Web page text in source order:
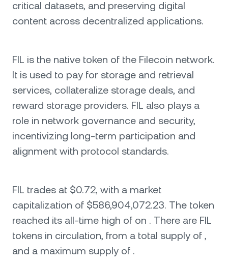
critical datasets, and preserving digital
content across decentralized applications.
FIL is the native token of the Filecoin network.
It is used to pay for storage and retrieval
services, collateralize storage deals, and
reward storage providers. FIL also plays a
role in network governance and security,
incentivizing long-term participation and
alignment with protocol standards.
FIL trades at $0.72, with a market
capitalization of $586,904,072.23. The token
reached its all-time high of on . There are FIL
tokens in circulation, from a total supply of ,
and a maximum supply of .